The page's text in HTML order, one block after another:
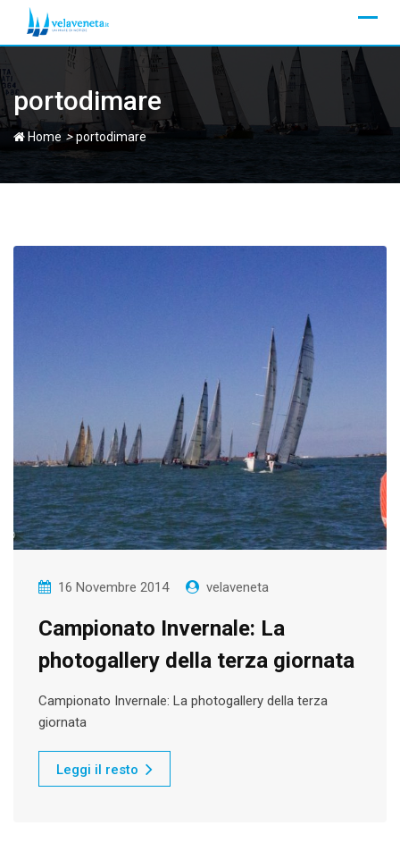
portodimare
Home >portodimare
16 Novembre 2014 velaveneta
Campionato Invernale: La
photogallery della terza giornata
Campionato Invernale: La photogallery della terza
giornata
Leggi il resto